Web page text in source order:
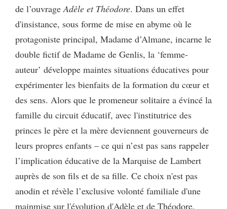
de l’ouvrage Adèle et Théodore. Dans un effet
d'insistance, sous forme de mise en abyme où le
protagoniste principal, Madame d’Almane, incarne le
double fictif de Madame de Genlis, la ‘femme-
auteur’ développe maintes situations éducatives pour
expérimenter les bienfaits de la formation du cœur et
des sens. Alors que le promeneur solitaire a évincé la
famille du circuit éducatif, avec l'institutrice des
princes le père et la mère deviennent gouverneurs de
leurs propres enfants – ce qui n’est pas sans rappeler
l’implication éducative de la Marquise de Lambert
auprès de son fils et de sa fille. Ce choix n'est pas
anodin et révèle l’exclusive volonté familiale d'une
mainmise sur l'évolution d'Adèle et de Théodore.